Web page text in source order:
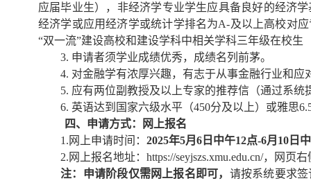
应届毕业生），非经济学专业学生应具备良好的经济
经济学或应用经济学或统计学排名为A-及以上高校对
“双一流”建设高校和建设学科中相关学科三年级在校生
3. 申请者须学业成绩优秀，成绩名列前茅。
4. 对金融学有浓厚兴趣，有志于从事金融行业和应
5. 应有两位副教授及以上专家的推荐信（通过系统
6. 英语达到国家六级水平（450分及以上）或雅思
四、申请方式：网上报名
1.网上申请时间： 2025年5月6日中午12点-6月10日
2.网上报名地址：https://seyjszs.xmu.edu.cn/，网页
注：申请阶段仅需网上报名即可， 请按系统要求